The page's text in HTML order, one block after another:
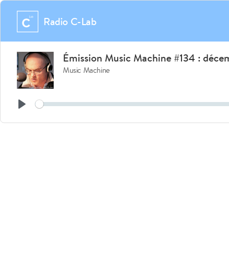
Radio C-Lab
Émission Music Machine #134 :
Music Machine
Play